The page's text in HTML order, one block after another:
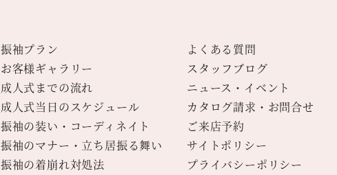
振袖プラン
お客様ギャラリー
成人式までの流れ
成人式当日のスケジュール
振袖の装い・コーディネイト
振袖のマナー・立ち居振る舞い
振袖の着崩れ対処法
よくある質問
スタッフブログ
ニュース・イベント
カタログ請求・お問合せ
ご来店予約
サイトポリシー
プライバシーポリシー